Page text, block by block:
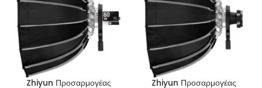
Zhiyun Προσαρμογέας
Zhiyun Προσαρμογέας